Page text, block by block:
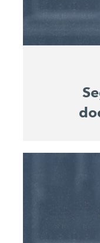
planificadores
y la
de referencia
futuros.
El Operations
la ubicación,
de cada
su máquina en
continua de la